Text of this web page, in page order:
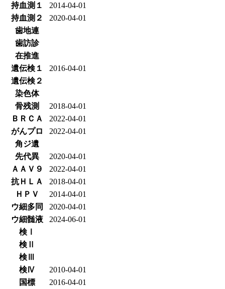
持血測１
2014-04-01
持血測２
2020-04-01
歯地連
歯訪診
在推進
遺伝検１
2016-04-01
遺伝検２
染色体
骨残測
2018-04-01
ＢＲＣＡ
2022-04-01
がんプロ
2022-04-01
角ジ遺
先代異
2020-04-01
ＡＡＶ９
2022-04-01
抗ＨＬＡ
2018-04-01
ＨＰＶ
2014-04-01
ウ細多同
2020-04-01
ウ細髄液
2024-06-01
検Ⅰ
検Ⅱ
検Ⅲ
検Ⅳ
2010-04-01
国標
2016-04-01